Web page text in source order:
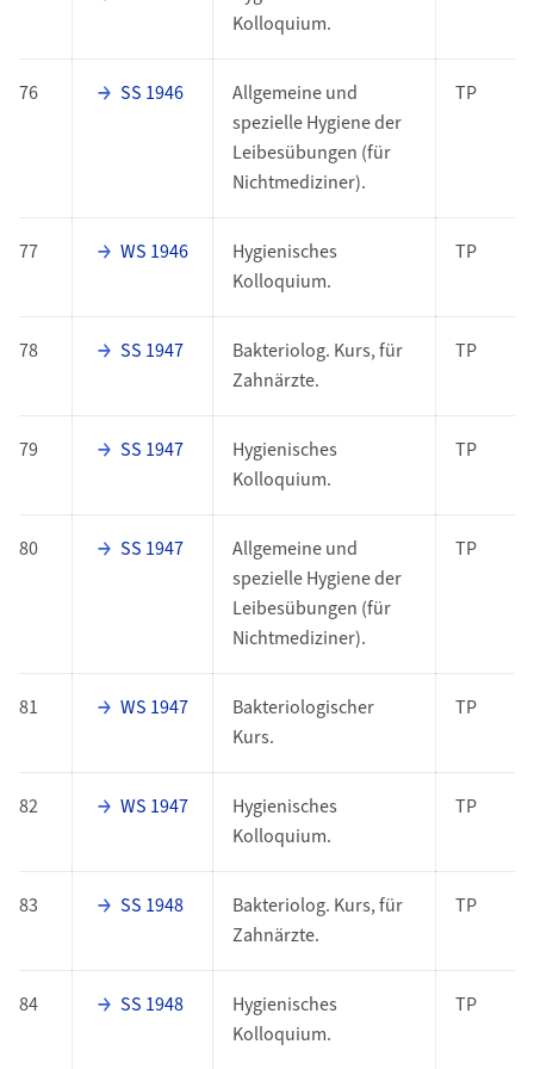
Kolloquium.
76 SS 1946
Allgemeine und
spezielle Hygiene der
Leibesübungen (für
Nichtmediziner).
TP
77 WS 1946
Hygienisches
Kolloquium.
TP
78 SS 1947
Bakteriolog. Kurs, für
Zahnärzte.
TP
79 SS 1947
Hygienisches
Kolloquium.
TP
80 SS 1947
Allgemeine und
spezielle Hygiene der
Leibesübungen (für
Nichtmediziner).
TP
81 WS 1947
Bakteriologischer
Kurs.
TP
82 WS 1947
Hygienisches
Kolloquium.
TP
83 SS 1948
Bakteriolog. Kurs, für
Zahnärzte.
TP
84 SS 1948
Hygienisches
Kolloquium.
TP